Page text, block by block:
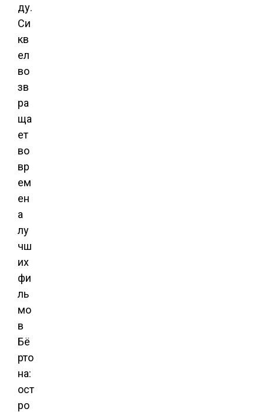
ду.
Си
кв
ел
во
зв
ра
ща
ет
во
вр
ем
ен
а
лу
чш
их
фи
ль
мо
в
Бё
рто
на:
ост
ро